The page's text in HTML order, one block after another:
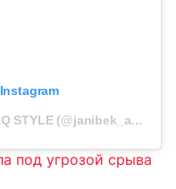
Публикация от JANIBEK | QAZAQ STYLE (@janibek_alimkhanuly)
под угрозой срыва